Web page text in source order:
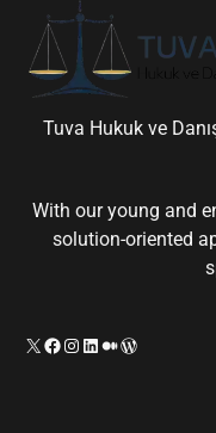
Tuva Hukuk ve
With our young and
solution-oriented
X Facebook
Instagram
LinkedIn
OrtaWordPress